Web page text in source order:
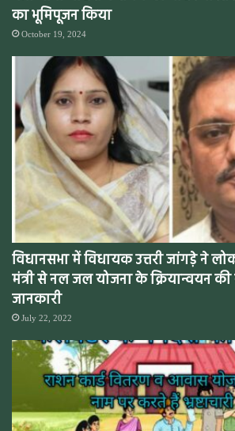
का भूमिपूजन किया
October 19, 2024
विधानसभा में विधायक उत्तरी जांगड़े ने
मंत्री से नल जल योजना के क्रियान्वयन
जानकारी
July 22, 2022